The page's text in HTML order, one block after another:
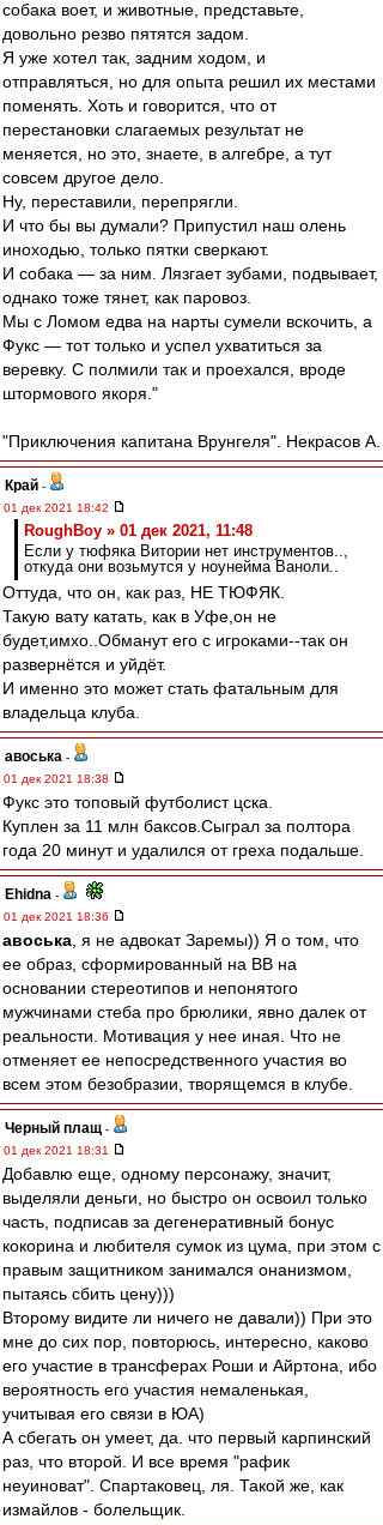
собака воет, и животные, представьте,
довольно резво пятятся задом.
Я уже хотел так, задним ходом, и
отправляться, но для опыта решил их местами
поменять. Хоть и говорится, что от
перестановки слагаемых результат не
меняется, но это, знаете, в алгебре, а тут
совсем другое дело.
Ну, переставили, перепрягли.
И что бы вы думали? Припустил наш олень
иноходью, только пятки сверкают.
И собака — за ним. Лязгает зубами, подвывает,
однако тоже тянет, как паровоз.
Мы с Ломом едва на нарты сумели вскочить, а
Фукс — тот только и успел ухватиться за
веревку. С полмили так и проехался, вроде
штормового якоря."
"Приключения капитана Врунгеля". Некрасов А.
Край -
01 дек 2021 18:42
RoughBoy » 01 дек 2021, 11:48
Если у тюфяка Витории нет инструментов..,
откуда они возьмутся у ноунейма Ваноли..
Оттуда, что он, как раз, НЕ ТЮФЯК.
Такую вату катать, как в Уфе,он не
будет,имхо..Обманут его с игроками--так он
развернётся и уйдёт.
И именно это может стать фатальным для
владельца клуба.
авоська -
01 дек 2021 18:38
Фукс это топовый футболист цска.
Куплен за 11 млн баксов.Сыграл за полтора
года 20 минут и удалился от греха подальше.
Ehidna -
01 дек 2021 18:36
авоська , я не адвокат Заремы)) Я о том, что
ее образ, сформированный на ВВ на
основании стереотипов и непонятого
мужчинами стеба про брюлики, явно далек от
реальности. Мотивация у нее иная. Что не
отменяет ее непосредственного участия во
всем этом безобразии, творящемся в клубе.
Черный плащ -
01 дек 2021 18:31
Добавлю еще, одному персонажу, значит,
выделяли деньги, но быстро он освоил только
часть, подписав за дегенеративный бонус
кокорина и любителя сумок из цума, при этом с
правым защитником занимался онанизмом,
пытаясь сбить цену)))
Второму видите ли ничего не давали)) При это
мне до сих пор, повторюсь, интересно, каково
его участие в трансферах Роши и Айртона, ибо
вероятность его участия немаленькая,
учитывая его связи в ЮА)
А сбегать он умеет, да. что первый карпинский
раз, что второй. И все время "рафик
неуиноват". Спартаковец, ля. Такой же, как
измайлов - болельщик.